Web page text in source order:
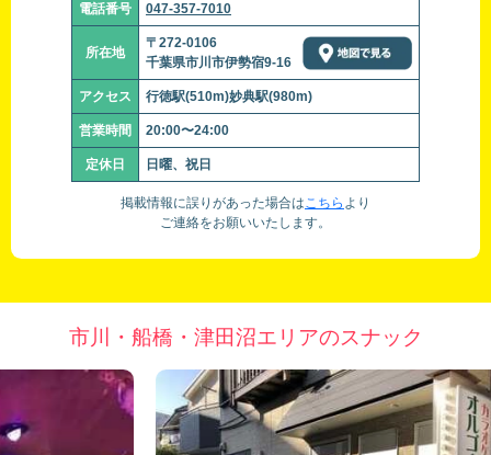
電話番号 047-357-7010
所在地
〒272-0106
千葉県市川市伊勢宿9-16
アクセス 行徳駅(510m)妙典駅(980m)
営業時間 20:00〜24:00
定休日 日曜、祝日
掲載情報に誤りがあった場合はこちら より
ご連絡をお願いいたします。
市川・船橋・津田沼エリアのスナック